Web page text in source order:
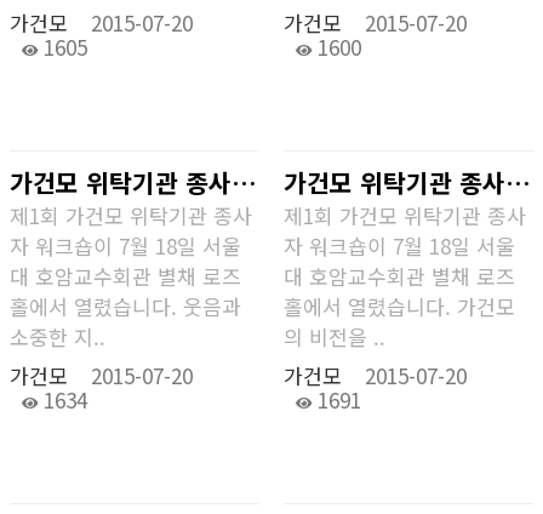
가건모
2015-07-20
1605
가건모
2015-07-20
1600
가건모 위탁기관 종사자 워크숍 전체 모습
제1회 가건모 위탁기관 종사
자 워크숍이 7월 18일 서울
대 호암교수회관 별채 로즈
홀에서 열렸습니다. 웃음과
소중한 지..
가건모
2015-07-20
1634
가건모 위탁기관 종사자 워크숍 기념사진
제1회 가건모 위탁기관 종사
자 워크숍이 7월 18일 서울
대 호암교수회관 별채 로즈
홀에서 열렸습니다. 가건모
의 비전을 ..
가건모
2015-07-20
1691